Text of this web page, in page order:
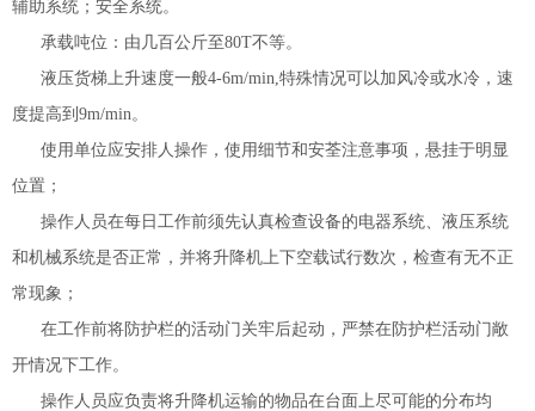
辅助系统；安全系统。
承载吨位：由几百公斤至80T不等。
液压货梯上升速度一般4-6m/min,特殊情况可以加风冷或水冷，速
度提高到9m/min。
使用单位应安排人操作，使用细节和安荃注意事项，悬挂于明显
位置；
操作人员在每日工作前须先认真检查设备的电器系统、液压系统
和机械系统是否正常，并将升降机上下空载试行数次，检查有无不正
常现象；
在工作前将防护栏的活动门关牢后起动，严禁在防护栏活动门敞
开情况下工作。
操作人员应负责将升降机运输的物品在台面上尽可能的分布均